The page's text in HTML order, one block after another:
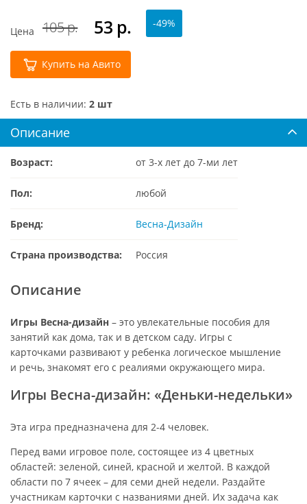
Цена 105 р. 53 р. -49%
Купить на Авито
Есть в наличии: 2 шт
Описание
Возраст: от 3-х лет до 7-ми лет
Пол: любой
Бренд: Весна-Дизайн
Страна производства: Россия
Описание
Игры Весна-дизайн – это увлекательные пособия для
занятий как дома, так и в детском саду. Игры с
карточками развивают у ребенка логическое мышление
и речь, знакомят его с реалиями окружающего мира.
Игры Весна-дизайн: «Деньки-недельки»
Эта игра предназначена для 2-4 человек.
Перед вами игровое поле, состоящее из 4 цветных
областей: зеленой, синей, красной и желтой. В каждой
области по 7 ячеек – для семи дней недели. Раздайте
участникам карточки с названиями дней. Их задача как